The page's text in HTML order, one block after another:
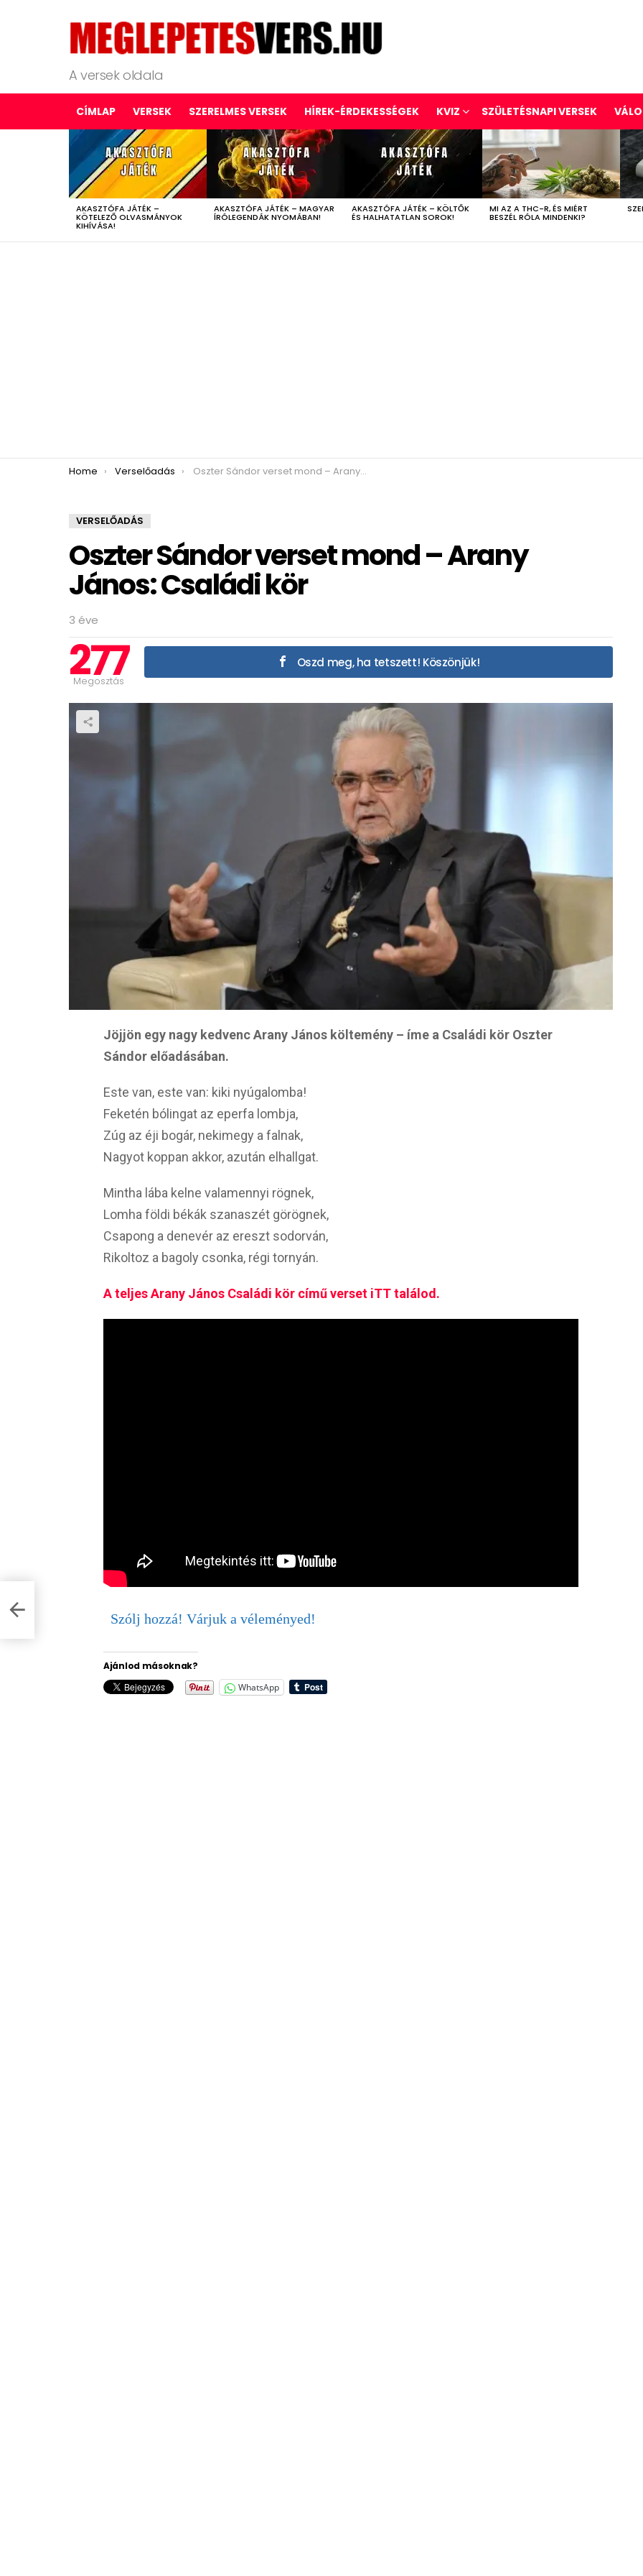
A versek oldala
CÍMLAP VERSEK SZERELMES VERSEK HÍREK-ÉRDEKESSÉGEK KVIZ SZÜLETÉSNAPI VERSEK
LATEST
STORIES
AKASZTÓFA JÁTÉK –
KÖTELEZŐ OLVASMÁNYOK
KIHÍVÁSA!
AKASZTÓFA JÁTÉK – MAGYAR
ÍRÓLEGENDÁK NYOMÁBAN!
AKASZTÓFA JÁTÉK – KÖLTŐK
ÉS HALHATATLAN SOROK!
MI AZ A THC-R, ÉS MIÉRT
BESZÉL RÓLA MINDENKI?
You are here:
Home Verselőadás Oszter Sándor verset mond – Arany János: Családi kör
VERSELŐADÁS
Oszter Sándor verset mond – Arany
János: Családi kör
3 éve
277
Megosztás
Oszd meg, ha tetszett! Köszönjük!
Jöjjön egy nagy kedvenc Arany János költemény – íme a Családi kör Oszter
Sándor előadásában.
Este van, este van: kiki nyúgalomba!
Feketén bólingat az eperfa lombja,
Zúg az éji bogár, nekimegy a falnak,
Nagyot koppan akkor, azután elhallgat.
Mintha lába kelne valamennyi rögnek,
Lomha földi békák szanaszét görögnek,
Csapong a denevér az ereszt sodorván,
Rikoltoz a bagoly csonka, régi tornyán.
A teljes Arany János Családi kör című verset iTT találod.
Szólj hozzá! Várjuk a véleményed!
Ajánlod másoknak?
WhatsApp